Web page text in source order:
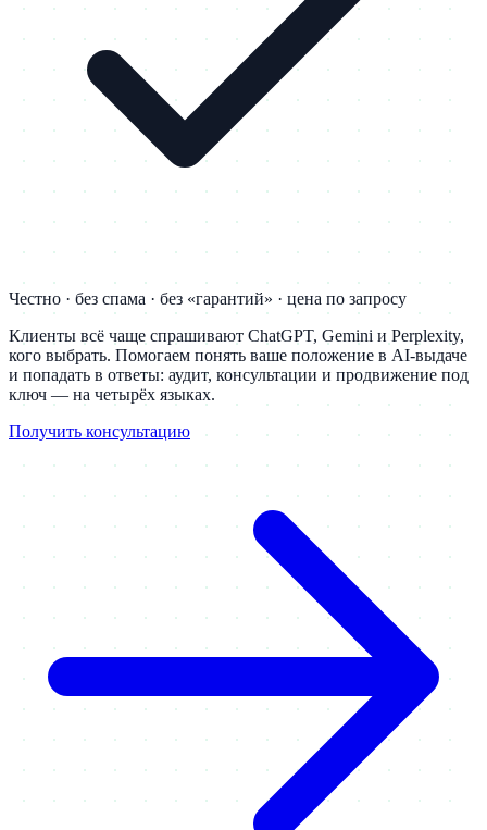
Честно · без спама · без «гарантий» · цена по запросу
Клиенты всё чаще спрашивают ChatGPT, Gemini и Perplexity,
кого выбрать. Помогаем понять ваше положение в AI-выдаче
и попадать в ответы: аудит, консультации и продвижение под
ключ — на четырёх языках.
Получить консультацию